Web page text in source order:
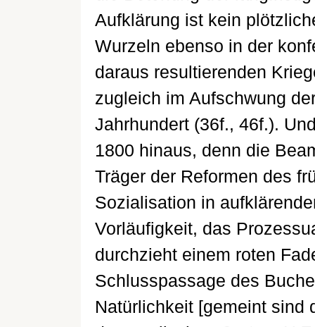
Aufklärung ist kein
Wurzeln ebenso in der
daraus resultierenden
zugleich im Aufschwung
Jahrhundert (36f., 46f.).
1800 hinaus, denn die
Träger der Reformen des
Sozialisation in
Vorläufigkeit, das
durchzieht einem roten
Schlusspassage des
Natürlichkeit [gemeint sind